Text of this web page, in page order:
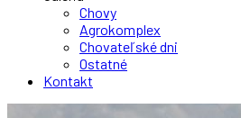
Chovy
Agrokomplex
Chovateľské dni
Ostatné
Kontakt